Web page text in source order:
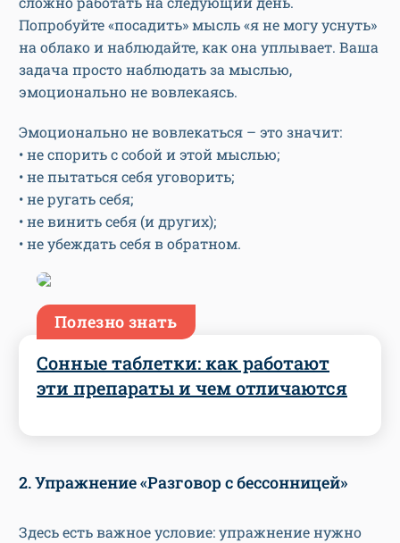
Попробуйте «посадить» мысль «я не могу уснуть»
на облако и наблюдайте, как она уплывает. Ваша
задача просто наблюдать за мыслью,
эмоционально не вовлекаясь.
Эмоционально не вовлекаться – это значит:
• не спорить с собой и этой мыслью;
• не пытаться себя уговорить;
• не ругать себя;
• не винить себя (и других);
• не убеждать себя в обратном.
Полезно знать
Сонные таблетки: как работают
эти препараты и чем отличаются
2. Упражнение «Разговор с бессонницей»
Здесь есть важное условие: упражнение нужно